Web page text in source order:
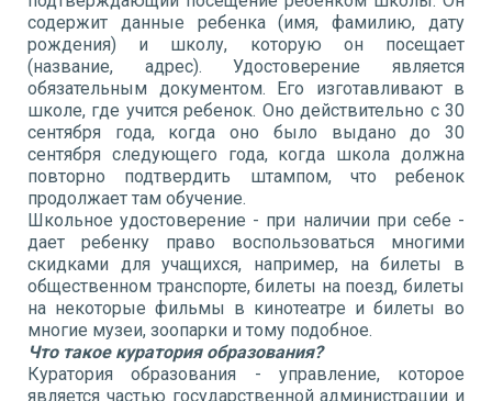
содержит данные ребенка (имя, фамилию, дату
рождения) и школу, которую он посещает
(название, адрес). Удостоверение является
обязательным документом. Его изготавливают в
школе, где учится ребенок. Оно действительно с 30
сентября года, когда оно было выдано до 30
сентября следующего года, когда школа должна
повторно подтвердить штампом, что ребенок
продолжает там обучение.
Школьное удостоверение - при наличии при себе -
дает ребенку право воспользоваться многими
скидками для учащихся, например, на билеты в
общественном транспорте, билеты на поезд, билеты
на некоторые фильмы в кинотеатре и билеты во
многие музеи, зоопарки и тому подобное.
Что такое куратория образования?
Куратория образования - управление, которое
является частью государственной администрации и